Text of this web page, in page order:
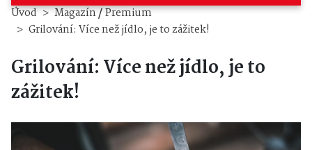
Úvod Magazín/Premium
Grilování: Více než jídlo, je to zážitek!
Grilování: Více než jídlo, je to
zážitek!